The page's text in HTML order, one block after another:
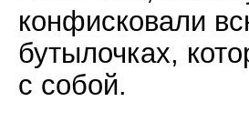
конфисковали
бутылочках,
с собой.